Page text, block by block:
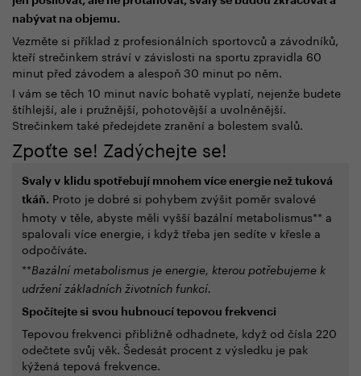
nabývat na objemu.
Vezměte si příklad z profesionálních sportovců a závodníků,
kteří strečinkem stráví v závislosti na sportu zpravidla 60
minut před závodem a alespoň 30 minut po něm.
I vám se těch 10 minut navíc bohatě vyplatí, nejenže budete
štíhlejší, ale i pružnější, pohotovější a uvolněnější.
Strečinkem také předejdete zranění a bolestem svalů.
Zpoťte se! Zadýchejte se!
Svaly v klidu spotřebují mnohem více energie než tuková
tkáň. Proto je dobré si pohybem zvýšit poměr svalové
hmoty v těle, abyste měli vyšší bazální metabolismus** a
spalovali více energie, i když třeba jen sedíte v křesle a
odpočíváte.
**Bazální metabolismus je energie, kterou potřebujeme k
udržení základních životních funkcí.
Spočítejte si svou hubnoucí tepovou frekvenci
Tepovou frekvenci přibližně odhadnete, když od čísla 220
odečtete svůj věk. Šedesát procent z výsledku je pak
kýžená tepová frekvence.